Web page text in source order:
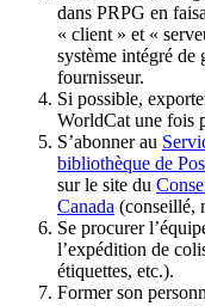
dans PRPG en
« client » et «
système intégré
fournisseur.
Si possible,
WorldCat une fois
S’abonner au
bibliothèque de
sur le site du
Canada (conseillé,
Se procurer
l’expédition de
étiquettes, etc.).
Former son